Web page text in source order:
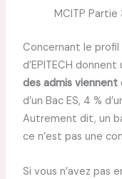
MCITP Partie
Concernant le
d’EPITECH
des admis viennent
d’un Bac ES, 4 %
Autrement dit, un
ce n’est pas une
Si vous n’avez pas